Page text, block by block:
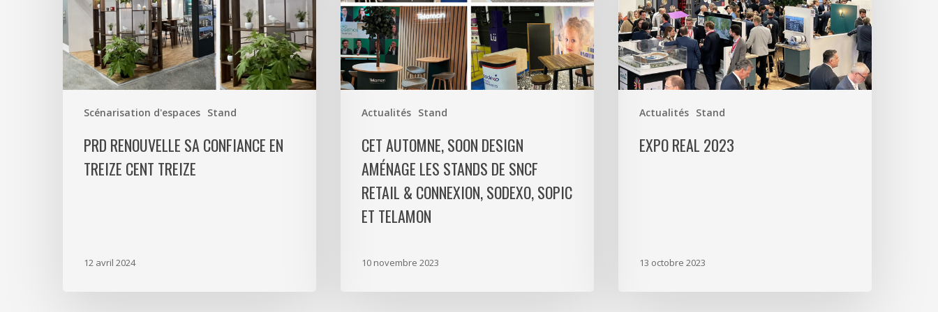
Scénarisation d'espaces Stand
Treize
Treize
PRD RENOUVELLE SA CONFIANCE EN
TREIZE CENT TREIZE
12 avril 2024
Actualités Stand
les
stands
de
SNCF
Retail
Sodexo,
SOPIC
Telamon
CET AUTOMNE, SOON DESIGN
AMÉNAGE LES STANDS DE SNCF
RETAIL & CONNEXION, SODEXO, SOPIC
ET TELAMON
10 novembre 2023
Actualités Stand
EXPO REAL 2023
13 octobre 2023